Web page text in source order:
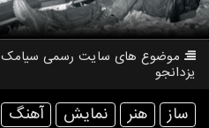
موضوع های سایت رسمی سیامك
یزدانجو
ساز هنر نمایش
آهنگ